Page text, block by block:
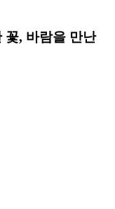
꽃, 바람을 만난